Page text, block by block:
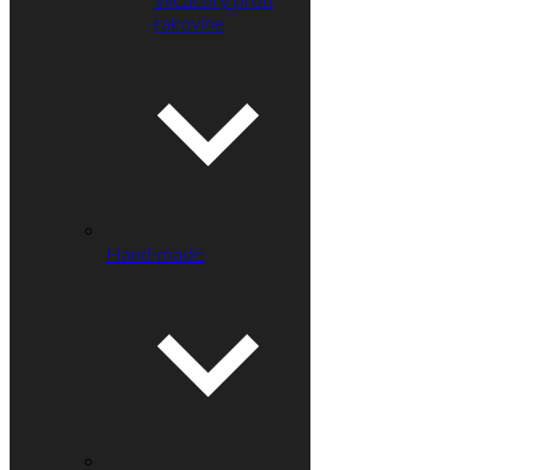
rakovine
Hand-made